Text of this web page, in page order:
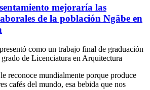
mejoraría las
de la población Ngäbe en
como un trabajo final de graduación
de Licenciatura en Arquitectura
reconoce mundialmente porque produce
cafés del mundo, esa bebida que nos